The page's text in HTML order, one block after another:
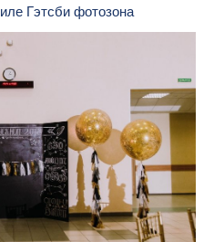
Гэтсби фотозона